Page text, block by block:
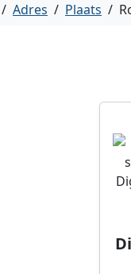
/ Adres / Plaats /